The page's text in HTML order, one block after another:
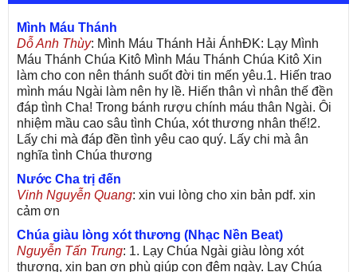
Mình Máu Thánh
Dỗ Anh Thùy: Mình Máu Thánh Hải ÁnhĐK: Lạy Mình
Máu Thánh Chúa Kitô Mình Máu Thánh Chúa Kitô Xin
làm cho con nên thánh suốt đời tin mến yêu.1. Hiến trao
mình máu Ngài làm nên hy lề. Hiến thân vì nhân thế đền
đáp tình Cha! Trong bánh rượu chính máu thân Ngài. Ôi
nhiệm mầu cao sâu tình Chúa, xót thương nhân thế!2.
Lấy chi mà đáp đền tình yêu cao quý. Lấy chi mà ân
nghĩa tình Chúa thương
Nước Cha trị đến
Vinh Nguyễn Quang: xin vui lòng cho xin bản pdf. xin
cảm ơn
Chúa giàu lòng xót thương (Nhạc Nền Beat)
Nguyễn Tấn Trung: 1. Lạy Chúa Ngài giàu lòng xót
thương, xin ban ơn phù giúp con đêm ngày. Lạy Chúa